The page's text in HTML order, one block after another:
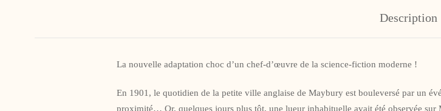
Description
La nouvelle adaptation choc d’un chef-d’œuvre de la science-fiction moderne !
En 1901, le quotidien de la petite ville anglaise de Maybury est bouleversé par un
proximité… Or, quelques jours plus tôt, une lueur inhabituelle avait été observée sur